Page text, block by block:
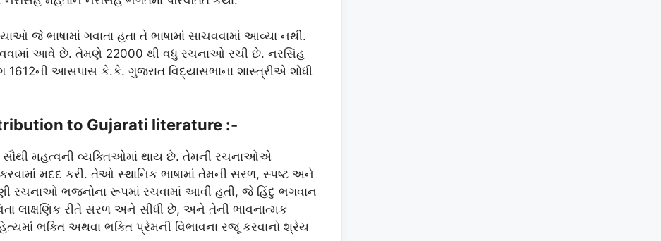
જે ભાષામાં ગવાતા હતા તે ભાષામાં સાચવવામાં આવ્યા નથી.
આવે છે. તેમણે 22000 થી વધુ રચનાઓ રચી છે. નરસિંહ
આસપાસ કે.કે. ગુજરાત વિદ્યાસભાના શાસ્ત્રીએ શોધી
to Gujarati literature :-
સૌથી મહત્વની વ્યક્તિઓમાં થાય છે. તેમની રચનાઓએ
કરવામાં મદદ કરી. તેઓ સ્થાનિક ભાષામાં તેમની સરળ, સ્પષ્ટ અને
રચનાઓ ભજનોના રૂપમાં રચવામાં આવી હતી, જે હિંદુ ભગવાન
લાક્ષણિક રીતે સરળ અને સીધી છે, અને તેની ભાવનાત્મક
ભક્તિ અથવા ભક્તિ પ્રેમની વિભાવના રજૂ કરવાનો શ્રેય